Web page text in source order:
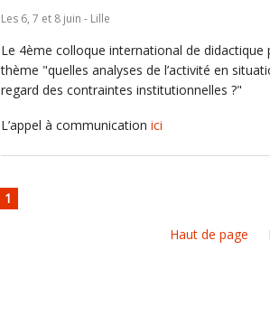
Les 6, 7 et 8 juin - Lille
Le 4ème colloque international de
thème "quelles analyses de l’activité en
regard des contraintes institutionnelles ?"
L’appel à communication ici
1
Haut de page